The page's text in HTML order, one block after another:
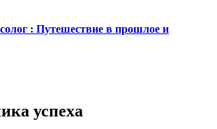
: Путешествие в прошлое и
успеха